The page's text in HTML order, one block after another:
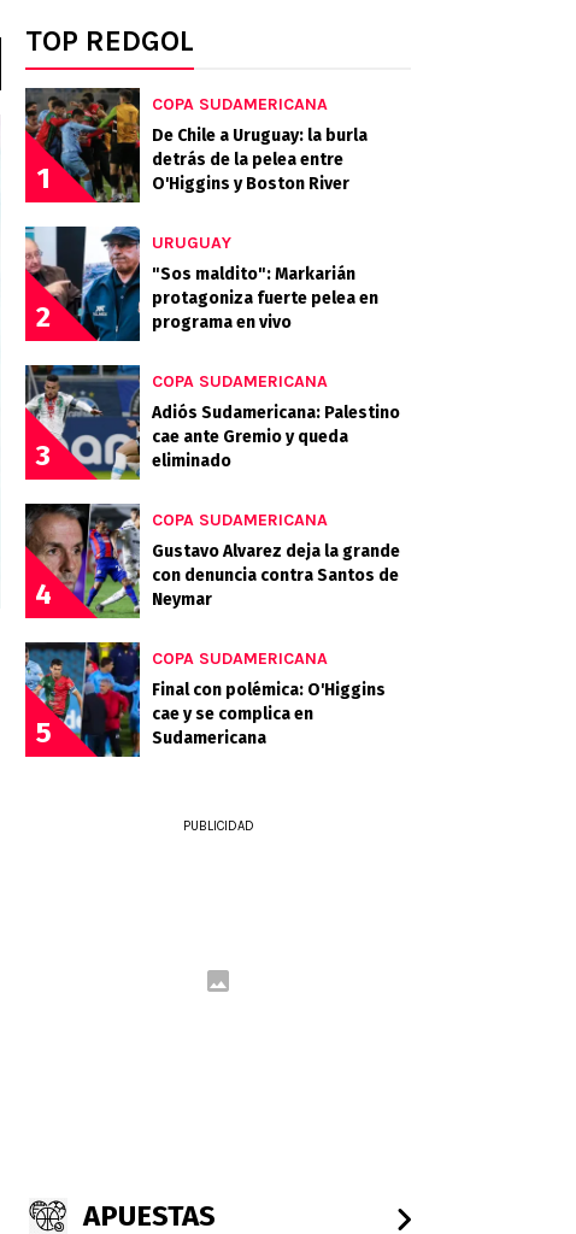
TOP REDGOL
1
COPA SUDAMERICANA
De Chile a Uruguay: la burla
detrás de la pelea entre
O'Higgins y Boston River
2
URUGUAY
"Sos maldito": Markarián
protagoniza fuerte pelea en
programa en vivo
3
COPA SUDAMERICANA
Adiós Sudamericana: Palestino
cae ante Gremio y queda
eliminado
4
COPA SUDAMERICANA
Gustavo Alvarez deja la grande
con denuncia contra Santos de
Neymar
5
COPA SUDAMERICANA
Final con polémica: O'Higgins
cae y se complica en
Sudamericana
PUBLICIDAD
APUESTAS